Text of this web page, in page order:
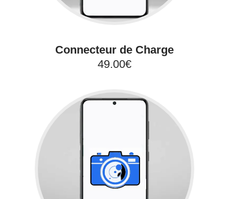
Connecteur de Charge
49.00€